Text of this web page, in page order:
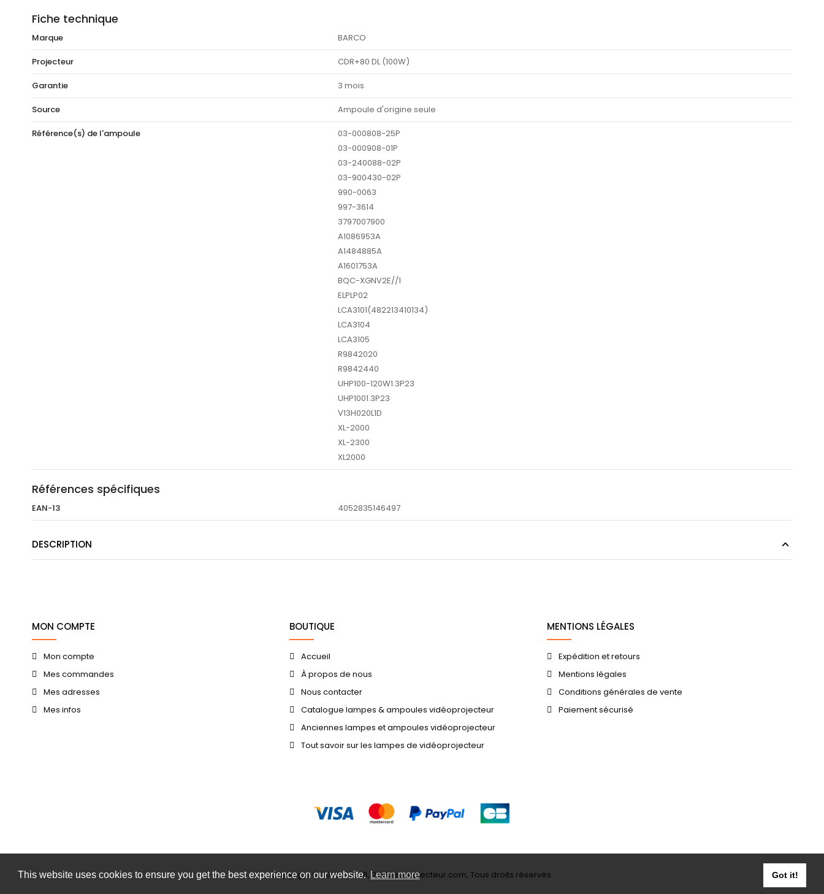
This website uses cookies to ensure you get the best experience on our website. Learn more Got it!
DESCRIPTION
Fiche technique
Marque BARCO
Projecteur CDR+80 DL (100W)
Garantie 3 mois
Source Ampoule d'origine seule
Référence(s) de l'ampoule
03-000808-25P
03-000908-01P
03-240088-02P
03-900430-02P
990-0063
997-3614
3797007900
A1086953A
A1484885A
A1601753A
BQC-XGNV2E//1
ELPLP02
LCA3101(482213410134)
LCA3104
LCA3105
R9842020
R9842440
UHP100-120W1.3P23
UHP1001.3P23
V13H020L1D
XL-2000
XL-2300
XL2000
Références spécifiques
EAN-13 4052835146497
MON COMPTE
Mon compte
Mes commandes
Mes adresses
Mes infos
BOUTIQUE
Accueil
À propos de nous
Nous contacter
Catalogue lampes & ampoules vidéoprojecteur
Anciennes lampes et ampoules vidéoprojecteur
Tout savoir sur les lampes de vidéoprojecteur
MENTIONS LÉGALES
Expédition et retours
Mentions légales
Conditions générales de vente
Paiement sécurisé
Copyright © 2006 - 2026, 23videoprojecteur.com, Tous droits réservés.